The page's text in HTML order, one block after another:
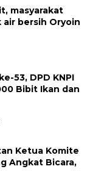
masyarakat
bersih Oryoin
53, DPD KNPI
Bibit Ikan dan
Ketua Komite
Angkat Bicara,